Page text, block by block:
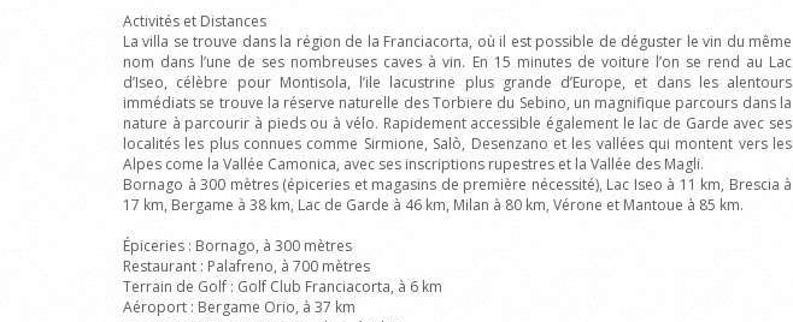
Activités et Distances
La villa se trouve dans la région de la Franciacorta, où il est possible de déguster le vin du même
nom dans l’une de ses nombreuses caves à vin. En 15 minutes de voiture l’on se rend au Lac
d’Iseo, célèbre pour Montisola, l’ile lacustrine plus grande d’Europe, et dans les alentours
immédiats se trouve la réserve naturelle des Torbiere du Sebino, un magnifique parcours dans la
nature à parcourir à pieds ou à vélo. Rapidement accessible également le lac de Garde avec ses
localités les plus connues comme Sirmione, Salò, Desenzano et les vallées qui montent vers les
Alpes come la Vallée Camonica, avec ses inscriptions rupestres et la Vallée des Magli.
Bornago à 300 mètres (épiceries et magasins de première nécessité), Lac Iseo à 11 km, Brescia à
17 km, Bergame à 38 km, Lac de Garde à 46 km, Milan à 80 km, Vérone et Mantoue à 85 km.
Épiceries : Bornago, à 300 mètres
Restaurant : Palafreno, à 700 mètres
Terrain de Golf : Golf Club Franciacorta, à 6 km
Aéroport : Bergame Orio, à 37 km